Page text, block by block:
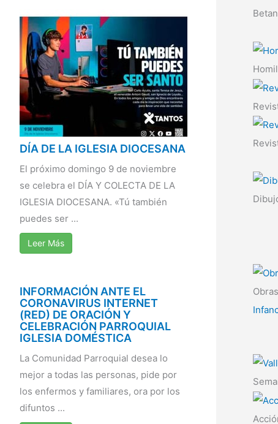
DÍA DE LA IGLESIA DIOCESANA
El próximo domingo 9 de noviembre
se celebra el DÍA Y COLECTA DE LA
IGLESIA DIOCESANA. «Tú también
puedes ser ...
Leer Más
INFORMACIÓN ANTE EL
CORONAVIRUS INTERNET
(RED) DE ORACIÓN Y
CELEBRACIÓN PARROQUIAL
IGLESIA DOMÉSTICA
La Comunidad Parroquial desea lo
mejor a todas las personas, pide por
los enfermos y familiares, ora por los
difuntos ...